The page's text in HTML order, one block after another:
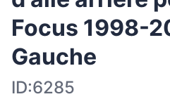
Focus 1998-
Gauche
ID:6285